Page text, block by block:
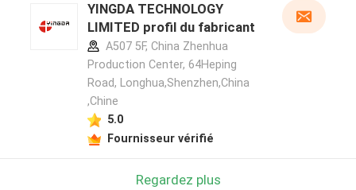
YINGDA TECHNOLOGY
LIMITED profil du fabricant
A507 5F, China Zhenhua
Production Center, 64Heping
Road, Longhua,Shenzhen,China
,Chine
5.0
Fournisseur vérifié
Regardez plus